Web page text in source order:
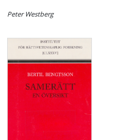
Peter Westberg